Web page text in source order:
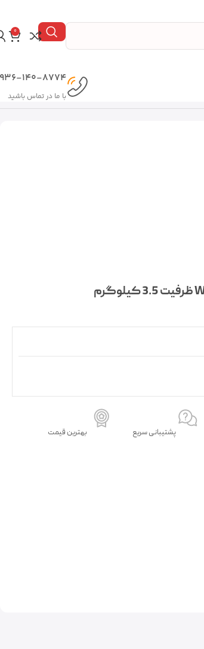
0
140-8774
با ما در تماس باشید
پشتیبانی سریع بهترین قیمت